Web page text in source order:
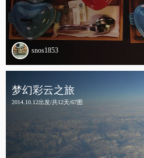
snos1853
梦幻彩云之旅
2014.10.12出发/共12天/67图